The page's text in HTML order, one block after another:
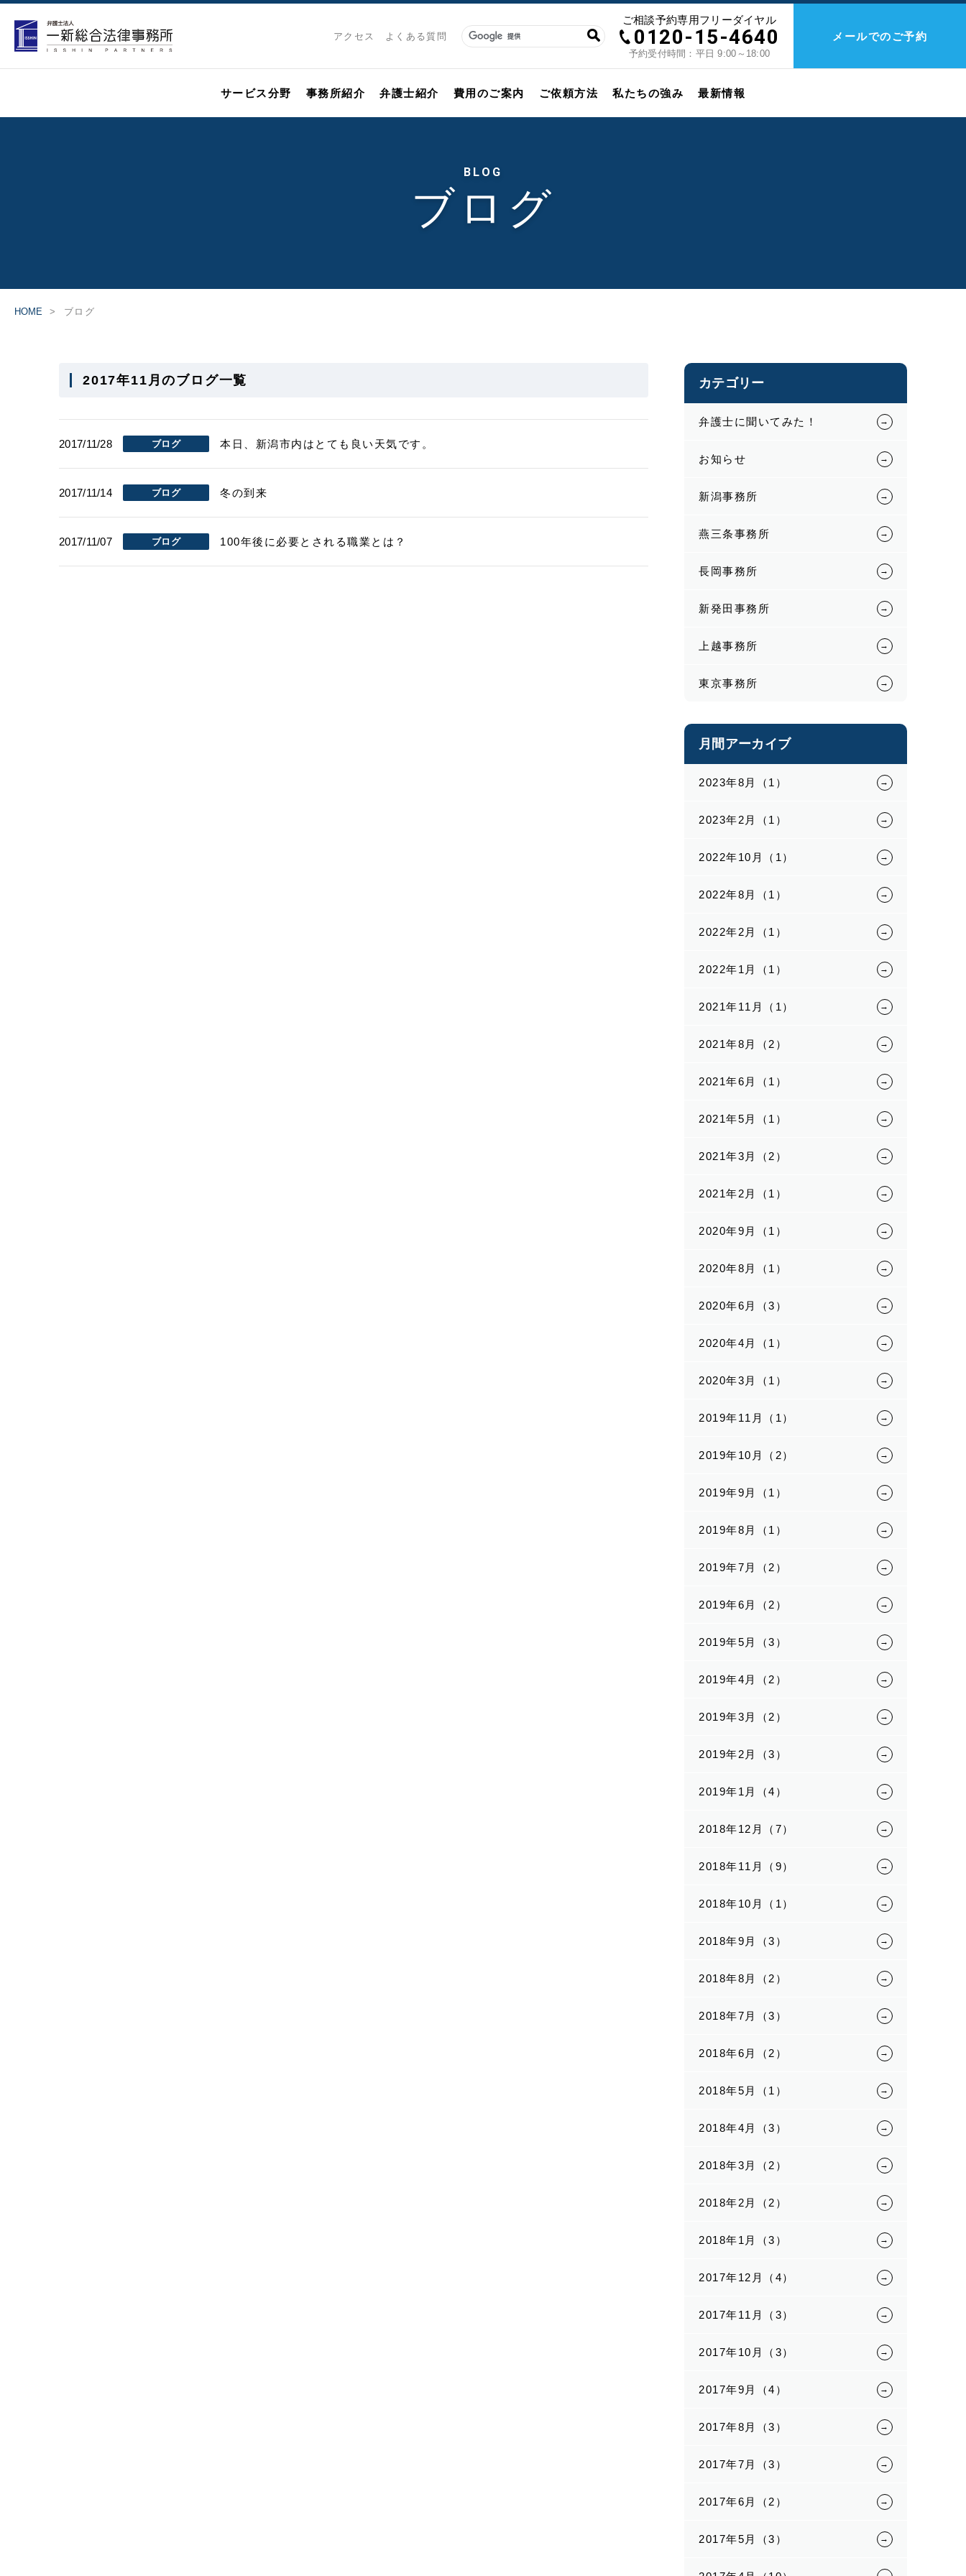
アクセス よくある質問
ご相談予約専用フリーダイヤル
0120-15-4640
予約受付時間：平日 9:00～18:00
メールでのご予約
サービス分野 事務所紹介 弁護士紹介 費用のご案内 ご依頼方法 私たちの強み 最新情報
BLOG
ブログ
HOME ブログ
2017年11月のブログ一覧
2017/11/28 ブログ 本日、新潟市内はとても良い天気です。
2017/11/14 ブログ 冬の到来
2017/11/07 ブログ 100年後に必要とされる職業とは？
カテゴリー
弁護士に聞いてみた！
お知らせ
新潟事務所
燕三条事務所
長岡事務所
新発田事務所
上越事務所
東京事務所
月間アーカイブ
2023年8月（1）
2023年2月（1）
2022年10月（1）
2022年8月（1）
2022年2月（1）
2022年1月（1）
2021年11月（1）
2021年8月（2）
2021年6月（1）
2021年5月（1）
2021年3月（2）
2021年2月（1）
2020年9月（1）
2020年8月（1）
2020年6月（3）
2020年4月（1）
2020年3月（1）
2019年11月（1）
2019年10月（2）
2019年9月（1）
2019年8月（1）
2019年7月（2）
2019年6月（2）
2019年5月（3）
2019年4月（2）
2019年3月（2）
2019年2月（3）
2019年1月（4）
2018年12月（7）
2018年11月（9）
2018年10月（1）
2018年9月（3）
2018年8月（2）
2018年7月（3）
2018年6月（2）
2018年5月（1）
2018年4月（3）
2018年3月（2）
2018年2月（2）
2018年1月（3）
2017年12月（4）
2017年11月（3）
2017年10月（3）
2017年9月（4）
2017年8月（3）
2017年7月（3）
2017年6月（2）
2017年5月（3）